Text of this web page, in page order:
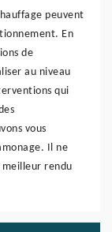
peuvent
En
de
au niveau
qui
vous
Il ne
meilleur rendu